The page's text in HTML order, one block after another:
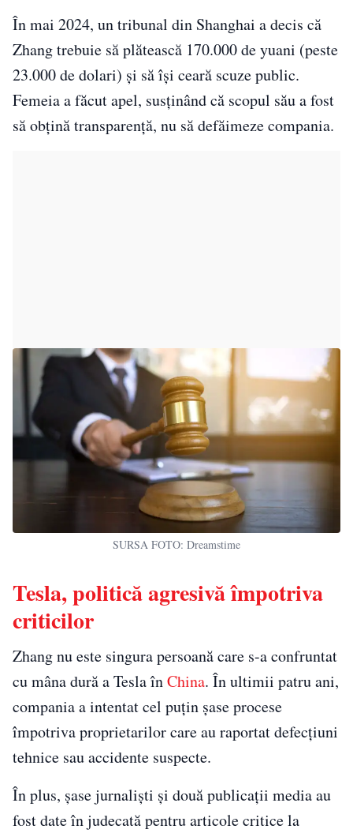
În mai 2024, un tribunal din Shanghai a decis că
Zhang trebuie să plătească 170.000 de yuani (peste
23.000 de dolari) și să își ceară scuze public.
Femeia a făcut apel, susținând că scopul său a fost
să obțină transparență, nu să defăimeze compania.
SURSA FOTO: Dreamstime
Tesla, politică agresivă împotriva
criticilor
Zhang nu este singura persoană care s-a confruntat
cu mâna dură a Tesla înChina. În ultimii patru ani,
compania a intentat cel puțin șase procese
împotriva proprietarilor care au raportat defecțiuni
tehnice sau accidente suspecte.
În plus, șase jurnaliști și două publicații media au
fost date în judecată pentru articole critice la